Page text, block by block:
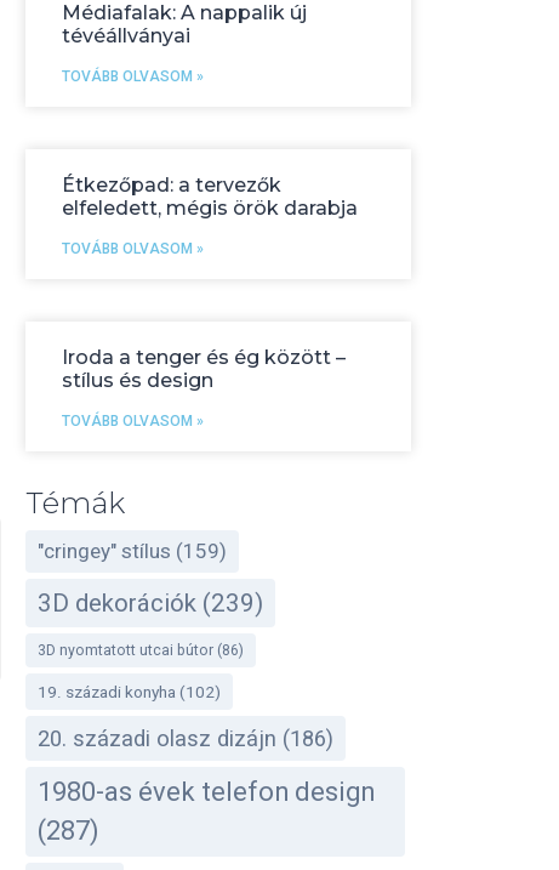
Médiafalak: A nappalik új
tévéállványai
TOVÁBB OLVASOM »
Étkezőpad: a tervezők
elfeledett, mégis örök darabja
TOVÁBB OLVASOM »
Iroda a tenger és ég között –
stílus és design
TOVÁBB OLVASOM »
Témák
"cringey" stílus (159)
3D dekorációk(239)
3D nyomtatott utcai bútor(86)
19. századi konyha (102)
20. századi olasz dizájn (186)
1980-as évek telefon design
(287)